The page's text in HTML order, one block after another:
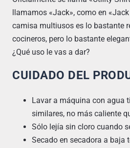
llamamos «Jack», como en
camisa multiusos es lo bastante
cocineros, pero lo bastante
¿Qué uso le vas a dar?
CUIDADO DEL
Lavar a máquina con agua
similares, no más caliente
Sólo lejía sin cloro cuando
Secado en secadora a baja